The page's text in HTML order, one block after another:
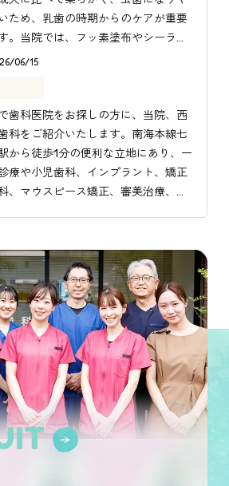
ューアルしました。今後ともよ
ます。
ため、乳歯の時期からのケアが重要
。当院では、フッ素塗布やシーラン
どの予防処置を積極的に行い、大切
子様の歯を守ります。また、歯医者
手なお子様には、初めに院内の雰囲
慣れていただくことから始め、スト
を与えない治療を心がけています。
医者さんは楽しい場所」と感じても
るよう、優しく丁寧な対応をしてい
。お子様の健康な成長に向けて、サ
06/15
歯科医院をお探しの方に、当院、西
科をご紹介いたします。南海本線七
から徒歩1分の便利な立地にあり、一
療や小児歯科、インプラント、矯正
、マウスピース矯正、審美治療、歯
様と長くお付き合いできる歯科医院
指し、徹底した滅菌と衛生管理を実
ています。お子様から高齢の方ま
安心して通える環境を整えています
、堺地域での歯科診療に力を入れて
ます。患者様の健康を最優先に考
多様なニーズにお応えできるよう努
います。